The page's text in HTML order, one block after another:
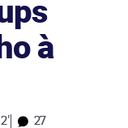
à
2' 27